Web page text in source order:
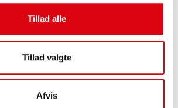
Tillad alle
Tillad valgte
Afvis
OG MONTERINGSSERVICE >